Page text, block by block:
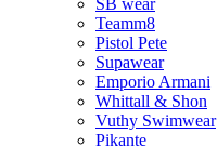
SB wear
Teamm8
Pistol Pete
Supawear
Emporio Armani
Whittall & Shon
Vuthy Swimwear
Pikante